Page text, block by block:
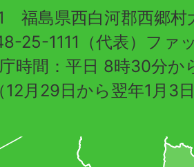
福島県西白河郡西郷村
25-1111（代表）フ
時間：平日 8時30分か
（12月29日から翌年1月3